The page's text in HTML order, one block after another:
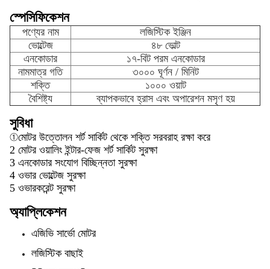
স্পেসিফিকেশন
পণ্যের নাম
লজিস্টিক ইঞ্জিন
ভোল্টেজ
৪৮ ভোল্ট
এনকোডার
১৭-বিট পরম এনকোডার
নামমাত্র গতি
৩০০০ ঘূর্ণন / মিনিট
শক্তি
১০০০ ওয়াট
বৈশিষ্ট্য
ব্যাপকভাবে হ্রাস এবং অপারেশন মসৃণ হয়
সুবিধা
①মোটর উত্তোলন শর্ট সার্কিট থেকে শক্তি সরবরাহ রক্ষা করে
2 মোটর ওয়ালিং ইন্টার-ফেজ শর্ট সার্কিট সুরক্ষা
3 এনকোডার সংযোগ বিচ্ছিন্নতা সুরক্ষা
4 ওভার ভোল্টেজ সুরক্ষা
5 ওভারকরেন্ট সুরক্ষা
অ্যাপ্লিকেশন
এজিভি সার্ভো মোটর
লজিস্টিক বাছাই